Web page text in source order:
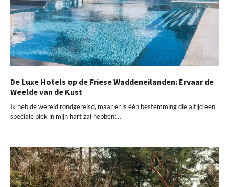
De Luxe Hotels op de Friese Waddeneilanden: Ervaar de
Weelde van de Kust
Ik heb de wereld rondgereisd, maar er is één bestemming die altijd een
speciale plek in mijn hart zal hebben:…